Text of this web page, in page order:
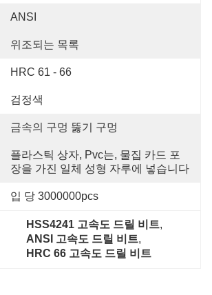
ANSI
위조되는 목록
HRC 61 - 66
검정색
금속의 구멍 뚫기 구멍
플라스틱 상자, Pvc는, 물집 카드 포
장을 가진 일체 성형 자루에 넣습니다
입 당 3000000pcs
HSS4241 고속도 드릴 비트,
ANSI 고속도 드릴 비트,
HRC 66 고속도 드릴 비트